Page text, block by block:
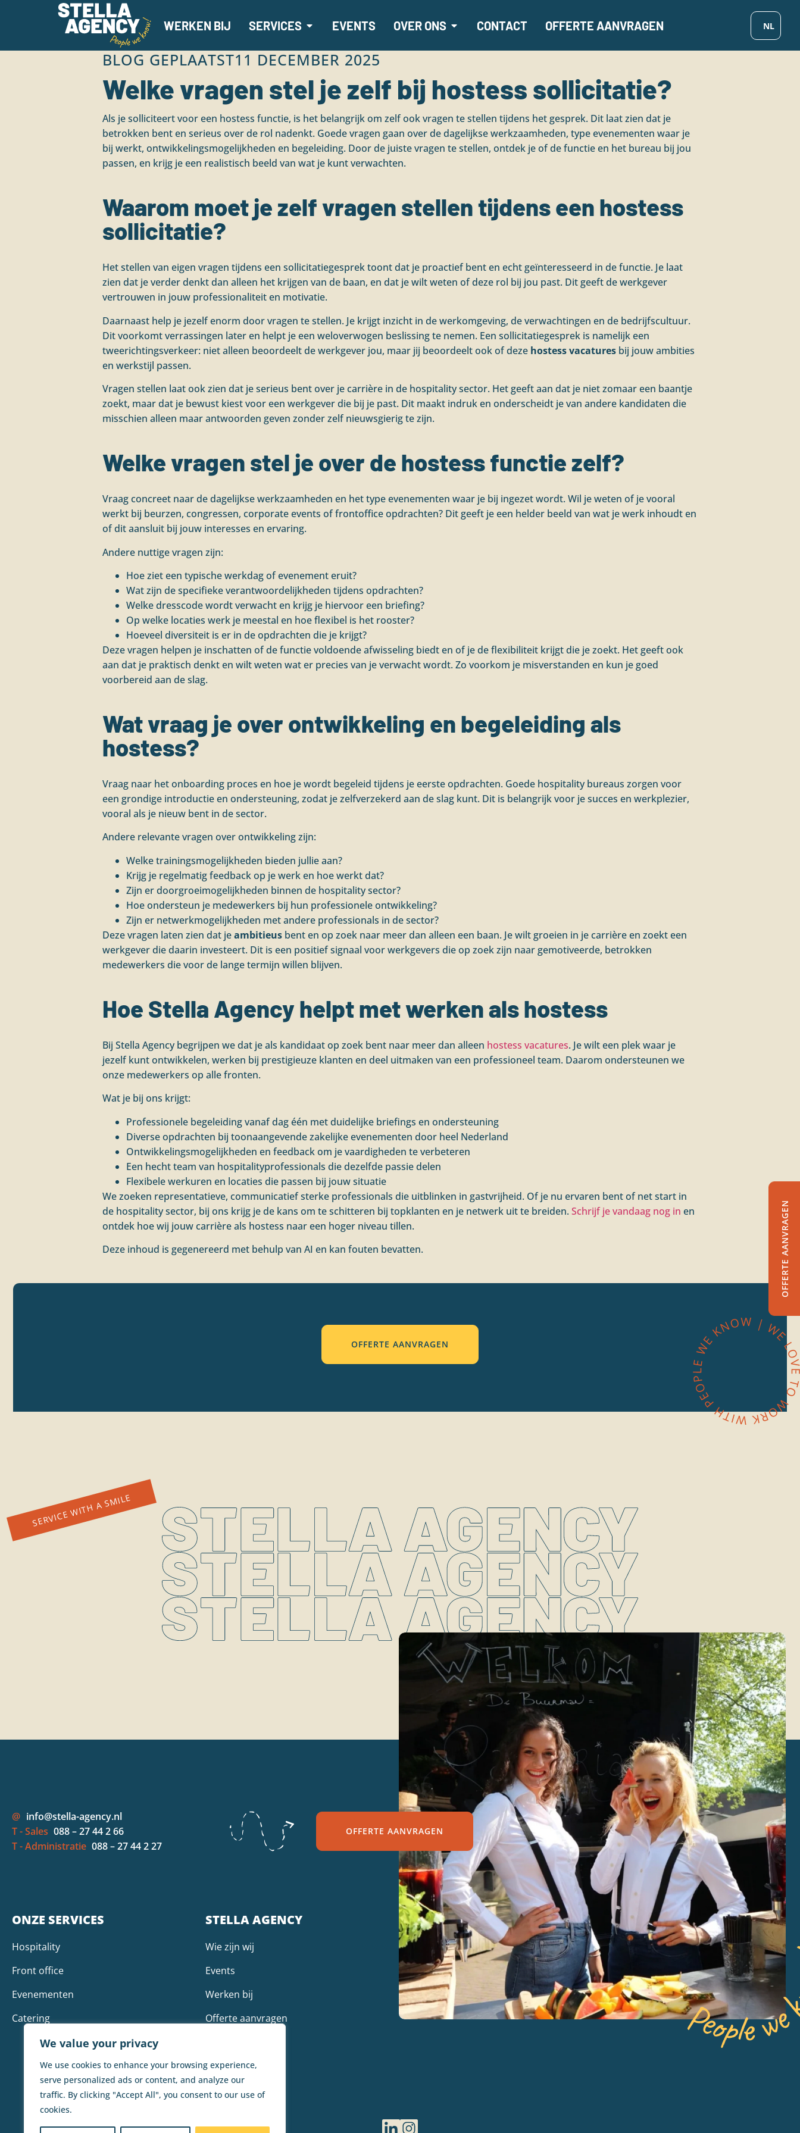
We value your privacy
We use cookies to enhance your browsing experience,
serve personalized ads or content, and analyze our
traffic. By clicking "Accept All", you consent to our use of
cookies.
WERKEN BIJ SERVICES EVENTS OVER ONS CONTACT OFFERTE AANVRAGEN
OFFERTE AANVRAGEN
BLOG GEPLAATST11 DECEMBER 2025
Welke vragen stel je zelf bij hostess sollicitatie?
Als je solliciteert voor een hostess functie, is het belangrijk om zelf ook vragen te stellen tijdens het gesprek. Dit laat zien dat je
betrokken bent en serieus over de rol nadenkt. Goede vragen gaan over de dagelijkse werkzaamheden, type evenementen waar je
bij werkt, ontwikkelingsmogelijkheden en begeleiding. Door de juiste vragen te stellen, ontdek je of de functie en het bureau bij jou
passen, en krijg je een realistisch beeld van wat je kunt verwachten.
Waarom moet je zelf vragen stellen tijdens een hostess
sollicitatie?
Het stellen van eigen vragen tijdens een sollicitatiegesprek toont dat je proactief bent en echt geïnteresseerd in de functie. Je laat
zien dat je verder denkt dan alleen het krijgen van de baan, en dat je wilt weten of deze rol bij jou past. Dit geeft de werkgever
vertrouwen in jouw professionaliteit en motivatie.
Daarnaast help je jezelf enorm door vragen te stellen. Je krijgt inzicht in de werkomgeving, de verwachtingen en de bedrijfscultuur.
Dit voorkomt verrassingen later en helpt je een weloverwogen beslissing te nemen. Een sollicitatiegesprek is namelijk een
tweerichtingsverkeer: niet alleen beoordeelt de werkgever jou, maar jij beoordeelt ook of deze hostess vacatures bij jouw ambities
en werkstijl passen.
Vragen stellen laat ook zien dat je serieus bent over je carrière in de hospitality sector. Het geeft aan dat je niet zomaar een baantje
zoekt, maar dat je bewust kiest voor een werkgever die bij je past. Dit maakt indruk en onderscheidt je van andere kandidaten die
misschien alleen maar antwoorden geven zonder zelf nieuwsgierig te zijn.
Welke vragen stel je over de hostess functie zelf?
Vraag concreet naar de dagelijkse werkzaamheden en het type evenementen waar je bij ingezet wordt. Wil je weten of je vooral
werkt bij beurzen, congressen, corporate events of frontoffice opdrachten? Dit geeft je een helder beeld van wat je werk inhoudt en
of dit aansluit bij jouw interesses en ervaring.
Andere nuttige vragen zijn:
Hoe ziet een typische werkdag of evenement eruit?
Wat zijn de specifieke verantwoordelijkheden tijdens opdrachten?
Welke dresscode wordt verwacht en krijg je hiervoor een briefing?
Op welke locaties werk je meestal en hoe flexibel is het rooster?
Hoeveel diversiteit is er in de opdrachten die je krijgt?
Deze vragen helpen je inschatten of de functie voldoende afwisseling biedt en of je de flexibiliteit krijgt die je zoekt. Het geeft ook
aan dat je praktisch denkt en wilt weten wat er precies van je verwacht wordt. Zo voorkom je misverstanden en kun je goed
voorbereid aan de slag.
Wat vraag je over ontwikkeling en begeleiding als
hostess?
Vraag naar het onboarding proces en hoe je wordt begeleid tijdens je eerste opdrachten. Goede hospitality bureaus zorgen voor
een grondige introductie en ondersteuning, zodat je zelfverzekerd aan de slag kunt. Dit is belangrijk voor je succes en werkplezier,
vooral als je nieuw bent in de sector.
Andere relevante vragen over ontwikkeling zijn:
Welke trainingsmogelijkheden bieden jullie aan?
Krijg je regelmatig feedback op je werk en hoe werkt dat?
Zijn er doorgroeimogelijkheden binnen de hospitality sector?
Hoe ondersteun je medewerkers bij hun professionele ontwikkeling?
Zijn er netwerkmogelijkheden met andere professionals in de sector?
Deze vragen laten zien dat jeambitieus bent en op zoek naar meer dan alleen een baan. Je wilt groeien in je carrière en zoekt een
werkgever die daarin investeert. Dit is een positief signaal voor werkgevers die op zoek zijn naar gemotiveerde, betrokken
medewerkers die voor de lange termijn willen blijven.
Hoe Stella Agency helpt met werken als hostess
Bij Stella Agency begrijpen we dat je als kandidaat op zoek bent naar meer dan alleen hostess vacatures. Je wilt een plek waar je
jezelf kunt ontwikkelen, werken bij prestigieuze klanten en deel uitmaken van een professioneel team. Daarom ondersteunen we
onze medewerkers op alle fronten.
Wat je bij ons krijgt:
Professionele begeleiding vanaf dag één met duidelijke briefings en ondersteuning
Diverse opdrachten bij toonaangevende zakelijke evenementen door heel Nederland
Ontwikkelingsmogelijkheden en feedback om je vaardigheden te verbeteren
Een hecht team van hospitalityprofessionals die dezelfde passie delen
Flexibele werkuren en locaties die passen bij jouw situatie
We zoeken representatieve, communicatief sterke professionals die uitblinken in gastvrijheid. Of je nu ervaren bent of net start in
de hospitality sector, bij ons krijg je de kans om te schitteren bij topklanten en je netwerk uit te breiden. Schrijf je vandaag nog in en
ontdek hoe wij jouw carrière als hostess naar een hoger niveau tillen.
Deze inhoud is gegenereerd met behulp van AI en kan fouten bevatten.
OFFERTE AANVRAGEN
@ info@stella-agency.nl
T - Sales 088 – 27 44 2 66
T - Administratie 088 – 27 44 2 27
OFFERTE AANVRAGEN
ONZE SERVICES
Hospitality
Front office
Evenementen
Catering
STELLA AGENCY
Wie zijn wij
Events
Werken bij
Offerte aanvragen